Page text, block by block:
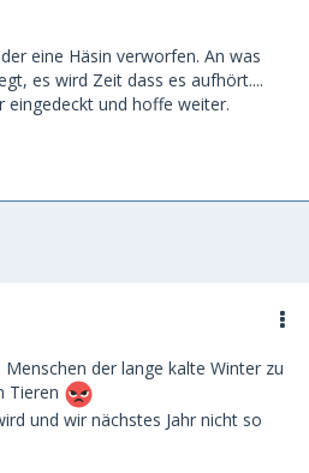
eine Häsin verworfen. An was
es wird Zeit dass es aufhört....
eingedeckt und hoffe weiter.
der lange kalte Winter zu
Tieren
und wir nächstes Jahr nicht so